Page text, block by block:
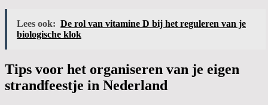
Lees ook: De rol van vitamine D bij het reguleren van je
biologische klok
Tips voor het organiseren van je eigen
strandfeestje in Nederland